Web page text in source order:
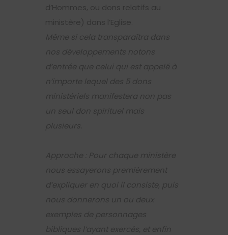
d’Hommes, ou dons relatifs au
ministère) dans l’Eglise.
Même si cela transparaîtra dans
nos développements notons
d’entrée que celui qui est appelé à
n’importe lequel des 5 dons
ministériels manifestera non pas
un seul don spirituel mais
plusieurs.
Approche : Pour chaque ministère
nous essayerons premièrement
d’expliquer en quoi il consiste, puis
nous donnerons un ou deux
exemples de personnages
bibliques l’ayant exercés, et enfin